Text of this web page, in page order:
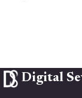
Digital